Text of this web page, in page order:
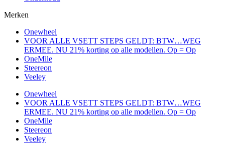
Merken
Onewheel
VOOR ALLE VSETT STEPS GELDT: BTW…WEG
ERMEE. NU 21% korting op alle modellen. Op = Op
OneMile
Steereon
Veeley
Onewheel
VOOR ALLE VSETT STEPS GELDT: BTW…WEG
ERMEE. NU 21% korting op alle modellen. Op = Op
OneMile
Steereon
Veeley